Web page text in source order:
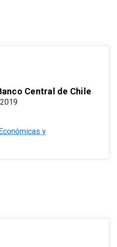
Central de Chile
y